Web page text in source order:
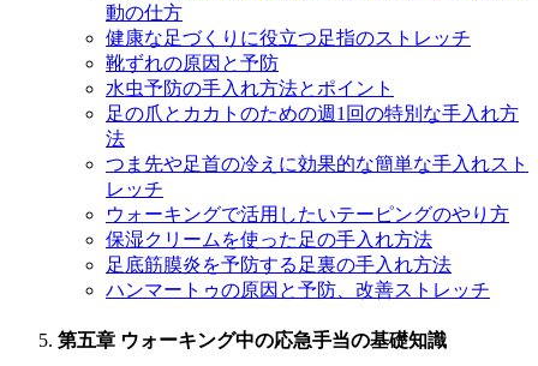
動の仕方
健康な足づくりに役立つ足指のストレッチ
靴ずれの原因と予防
水虫予防の手入れ方法とポイント
足の爪とカカトのための週1回の特別な手入れ方
法
つま先や足首の冷えに効果的な簡単な手入れスト
レッチ
ウォーキングで活用したいテーピングのやり方
保湿クリームを使った足の手入れ方法
足底筋膜炎を予防する足裏の手入れ方法
ハンマートゥの原因と予防、改善ストレッチ
第五章 ウォーキング中の応急手当の基礎知識